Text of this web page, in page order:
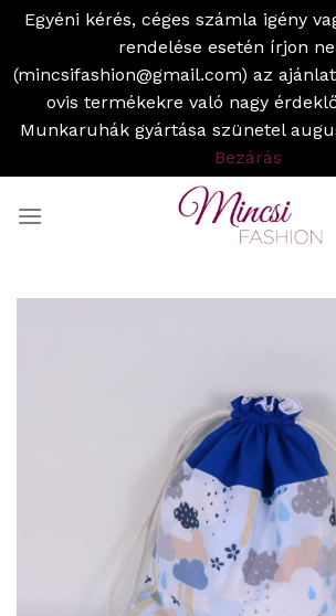
Egyéni kérés, céges számla igény
rendelése esetén írjon
(mincsifashion@gmail.com) az
ovis termékekre való nagy
Munkaruhák gyártása szünetel
Bezárás